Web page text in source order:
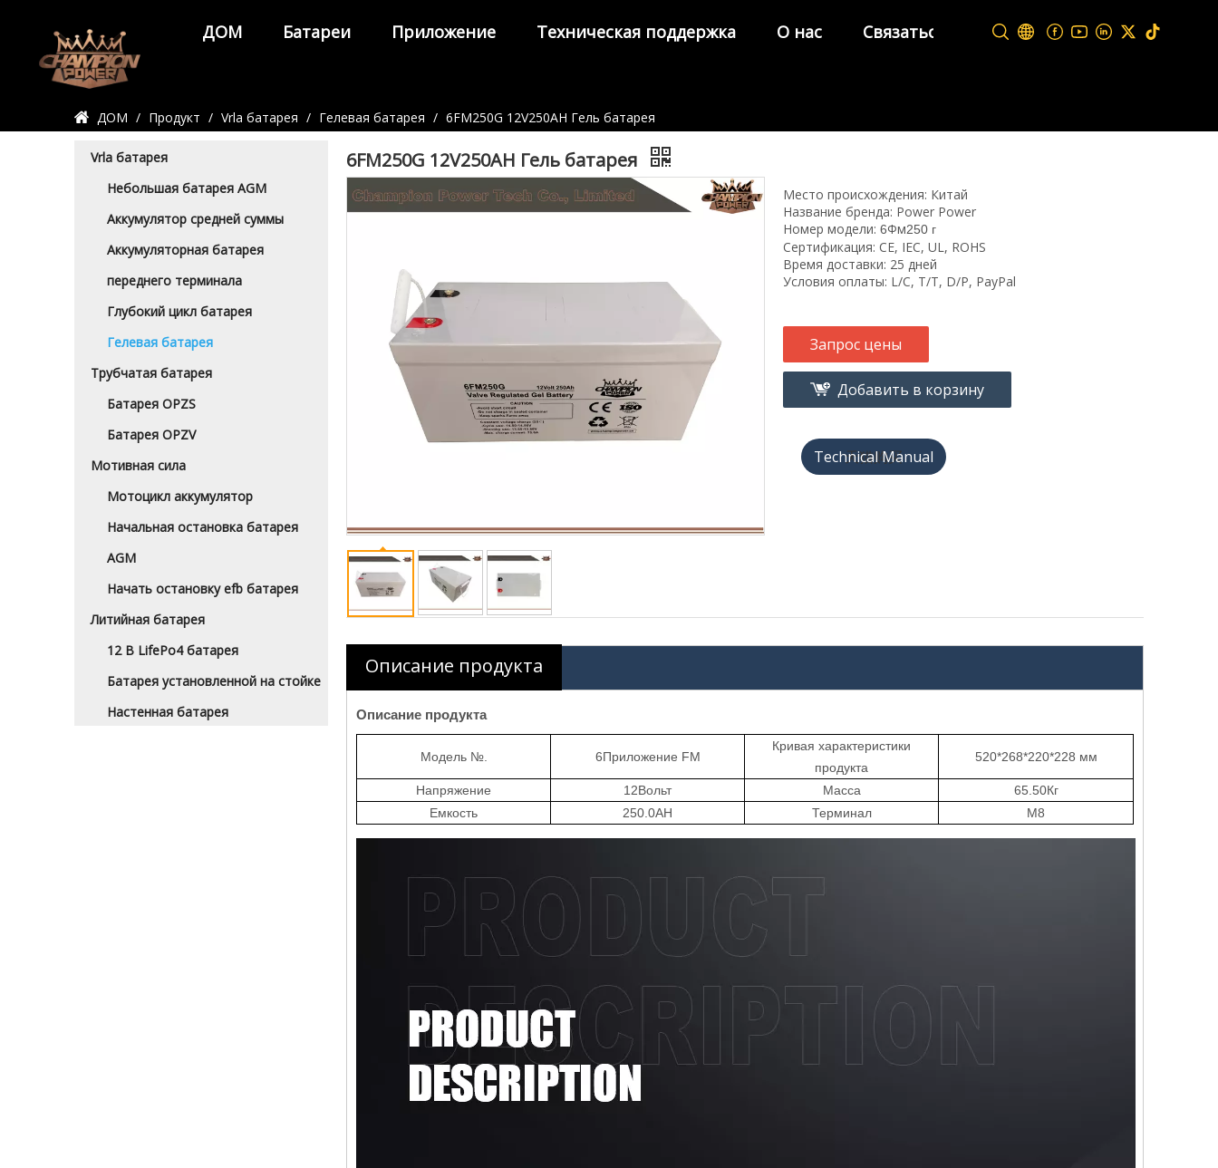
ДОМ Батареи Приложение Техническая поддержка О нас Связаться с нами
Детали продукта
ДОМ / Продукт / Vrla батарея / Гелевая батарея / 6FM250G 12V250AH Гель батарея
Vrla батарея
Небольшая батарея AGM
Аккумулятор средней суммы
Аккумуляторная батарея
переднего терминала
Глубокий цикл батарея
Гелевая батарея
Трубчатая батарея
Батарея OPZS
Батарея OPZV
Мотивная сила
Мотоцикл аккумулятор
Начальная остановка батарея
AGM
Начать остановку efb батарея
Литийная батарея
12 В LifePo4 батарея
Батарея установленной на стойке
Настенная батарея
6FM250G 12V250AH Гель батарея
Место происхождения: Китай
Название бренда: Power Power
Номер модели: 6Фм250 г
Сертификация: CE, IEC, UL, ROHS
Время доставки: 25 дней
Условия оплаты: L/C, T/T, D/P, PayPal
Запрос цены
Добавить в корзину
天猫购买
Описание продукта
Описание продукта
Модель №. 6Приложение FM
Кривая характеристики
продукта
520*268*220*228 мм
Напряжение 12Вольт Масса 65.50Кг
Емкость
250 .0AH Терминал M8